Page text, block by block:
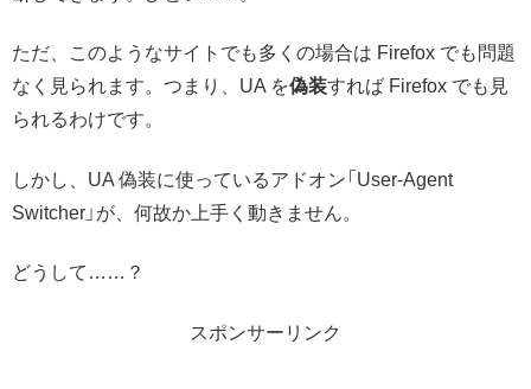
ただ、このようなサイトでも多くの場合は Firefox でも問題
なく見られます。つまり、UA を偽装すれば Firefox でも見
られるわけです。
しかし、UA 偽装に使っているアドオン「User-Agent
Switcher」が、何故か上手く動きません。
どうして……？
スポンサーリンク